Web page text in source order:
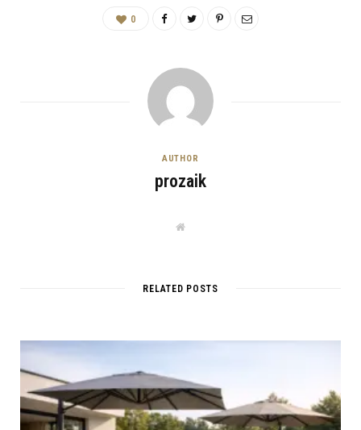
0
AUTHOR
prozaik
W
e
RELATED POSTS